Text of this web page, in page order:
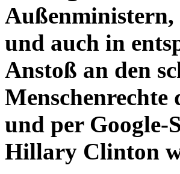
Außenministern,
und auch in
Anstoß an den
Menschenrechte
und per Google-
Hillary Clinton